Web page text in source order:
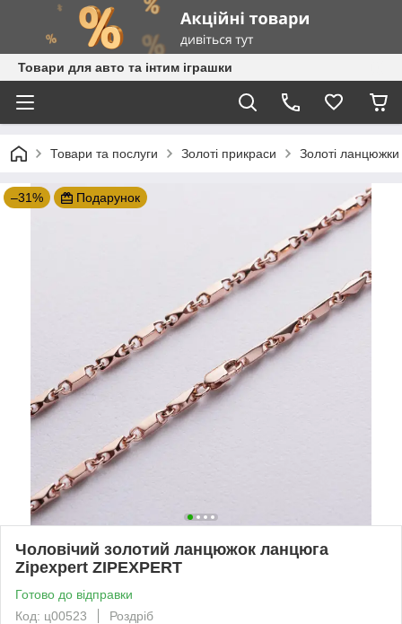
Товари для авто та інтим іграшки
Товари та послуги Золоті прикраси Золоті ланцюжки
–31% Подарунок
Чоловічий золотий ланцюжок ланцюга
Zipexpert ZIPEXPERT
Готово до відправки
Код: ц00523
Роздріб